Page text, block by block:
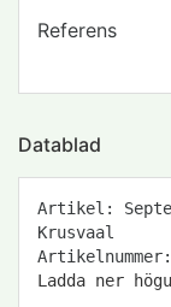
Referens
Datablad
Artikel:
Krusvaal
Ladda ner